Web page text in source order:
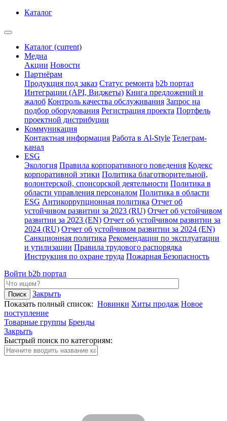
Каталог
Каталог (current)
Медиа
Акции Новости
Партнёрам
Продукция под заказ Статус ремонта b2b портал
Интеграции (API, Виджеты) Книга предложений и
жалоб Контроль качества обслуживания Запрос на
подбор оборудования Регистрация проекта Портфель
проектной дистрибуции
Коммуникация
Контактная информация Работа в Al-Style Телеграм-
канал
ESG
Экология Правила корпоративного поведения Кодекс
корпоративной этики Политика благотворительной,
волонтерской, спонсорской деятельности Политика в
области управления персоналом Политика в области
ESG Антикоррупционная политика Отчет об
устойчивом развитии за 2023 (RU) Отчет об устойчивом
развитии за 2023 (EN) Отчет об устойчивом развитии за
2024 (RU) Отчет об устойчивом развитии за 2024 (EN)
Санкционная политика Рекомендации по эксплуатации
и утилизации Правила трудового распорядка
Инструкция по охране труда Пожарная Безопасность
Войти b2b портал
Закрыть
Показать полный список: Новинки Хиты продаж Новое
поступление
Товарные группы Бренды
Закрыть
Быстрый поиск по категориям: